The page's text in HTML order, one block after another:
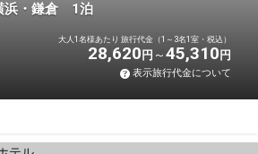
浜・鎌倉 1泊
大人1名様あたり 旅行代金（1～3名1室・税込）
28,620 円 45,310 円
表示旅行代金について